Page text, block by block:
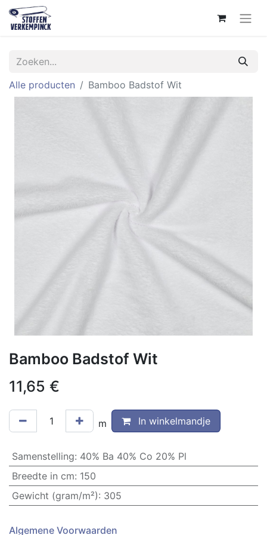
Alle producten Bamboo Badstof Wit
Bamboo Badstof Wit
11,65 €
m In winkelmandje
Samenstelling: 40% Ba 40% Co 20% Pl
Breedte in cm: 150
Gewicht (gram/m²): 305
Algemene Voorwaarden